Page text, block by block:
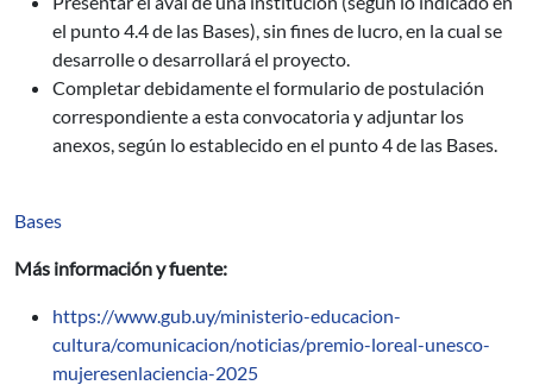
el punto 4.4 de las Bases), sin fines de lucro, en la cual se
desarrolle o desarrollará el proyecto.
Completar debidamente el formulario de postulación
correspondiente a esta convocatoria y adjuntar los
anexos, según lo establecido en el punto 4 de las Bases.
Bases
Más información y fuente:
https://www.gub.uy/ministerio-educacion-
cultura/comunicacion/noticias/premio-loreal-unesco-
mujeresenlaciencia-2025